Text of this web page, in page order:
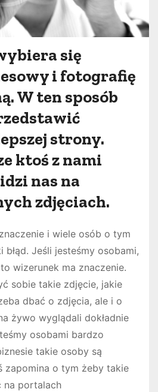
się
i fotografię
W ten sposób
strony.
ktoś z nami
nas na
zdjęciach.
i wiele osób o tym
błąd. Jeśli jesteśmy osobami,
wizerunek ma znaczenie.
sobie takie zdjęcie, jakie
dbać o zdjęcia, ale i o
żywo wyglądali dokładnie
osobami bardzo
takie osoby są
zapomina o tym żeby takie
na portalach